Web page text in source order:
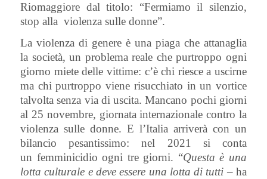
Riomaggiore dal titolo: “Fermiamo il silenzio,
stop alla violenza sulle donne”.
La violenza di genere è una piaga che attanaglia
la società, un problema reale che purtroppo ogni
giorno miete delle vittime: c’è chi riesce a uscirne
ma chi purtroppo viene risucchiato in un vortice
talvolta senza via di uscita. Mancano pochi giorni
al 25 novembre, giornata internazionale contro la
violenza sulle donne. E l’Italia arriverà con un
bilancio pesantissimo: nel 2021 si conta
un femminicidio ogni tre giorni. “Questa è una
lotta culturale e deve essere una lotta di tutti – ha